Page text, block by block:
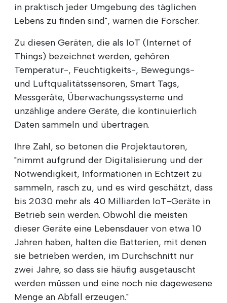
in praktisch jeder Umgebung des täglichen
Lebens zu finden sind", warnen die Forscher.
Zu diesen Geräten, die als IoT (Internet of
Things) bezeichnet werden, gehören
Temperatur-, Feuchtigkeits-, Bewegungs-
und Luftqualitätssensoren, Smart Tags,
Messgeräte, Überwachungssysteme und
unzählige andere Geräte, die kontinuierlich
Daten sammeln und übertragen.
Ihre Zahl, so betonen die Projektautoren,
"nimmt aufgrund der Digitalisierung und der
Notwendigkeit, Informationen in Echtzeit zu
sammeln, rasch zu, und es wird geschätzt, dass
bis 2030 mehr als 40 Milliarden IoT-Geräte in
Betrieb sein werden. Obwohl die meisten
dieser Geräte eine Lebensdauer von etwa 10
Jahren haben, halten die Batterien, mit denen
sie betrieben werden, im Durchschnitt nur
zwei Jahre, so dass sie häufig ausgetauscht
werden müssen und eine noch nie dagewesene
Menge an Abfall erzeugen."